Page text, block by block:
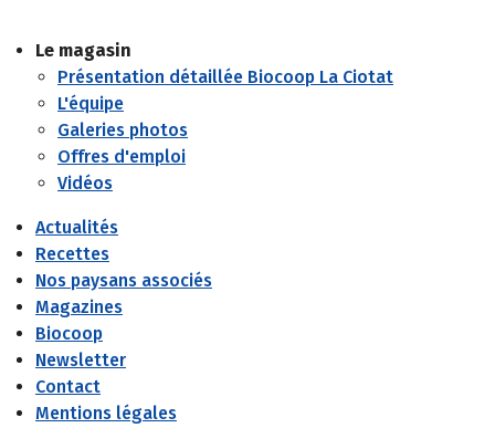
Le magasin
Présentation détaillée Biocoop La Ciotat
L'équipe
Galeries photos
Offres d'emploi
Vidéos
Actualités
Recettes
Nos paysans associés
Magazines
Biocoop
Newsletter
Contact
Mentions légales